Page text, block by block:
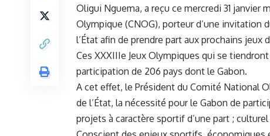
Oligui Nguema, a reçu ce mercredi 31
Olympique (CNOG), porteur d’une invitation
l’État afin de prendre part aux prochains jeux
Ces XXXIIIe Jeux Olympiques qui se
participation de 206 pays dont le Gabon.
A cet effet, le Président du Comité National
de l’État, la nécessité pour le Gabon de
projets à caractère sportif d’une part ;